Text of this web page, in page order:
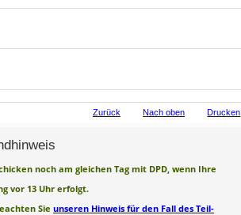
Zurück Nach oben Drucken
noch am gleichen Tag mit DPD, wenn Ihre
vor 13 Uhr erfolgt.
Sie unseren Hinweis für den Fall des Teil-